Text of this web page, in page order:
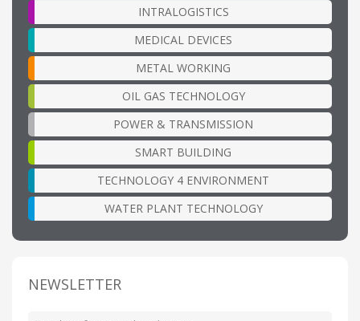
INTRALOGISTICS
MEDICAL DEVICES
METAL WORKING
OIL GAS TECHNOLOGY
POWER & TRANSMISSION
SMART BUILDING
TECHNOLOGY 4 ENVIRONMENT
WATER PLANT TECHNOLOGY
NEWSLETTER